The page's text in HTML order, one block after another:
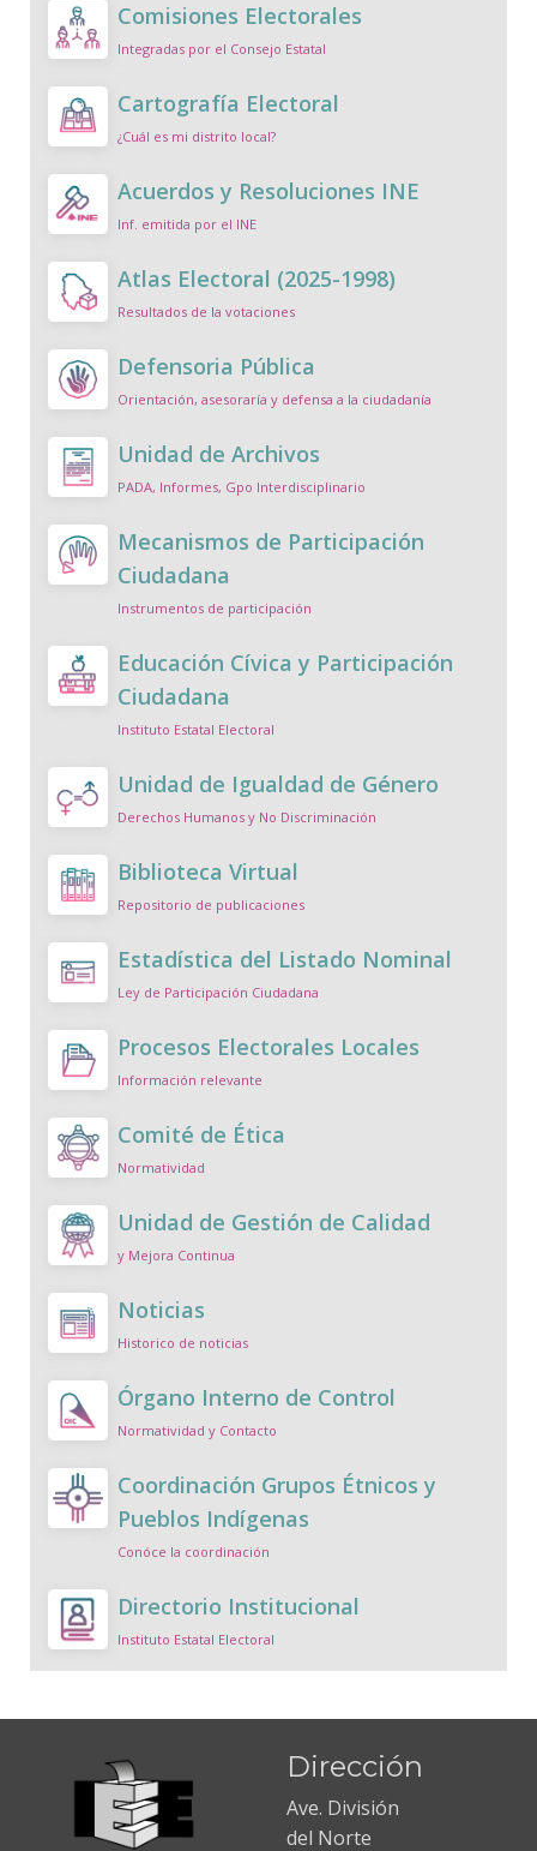
Comisiones Electorales
Integradas por el Consejo Estatal
Cartografía Electoral
¿Cuál es mi distrito local?
Acuerdos y Resoluciones INE
Inf. emitida por el INE
Atlas Electoral (2025-1998)
Resultados de la votaciones
Defensoria Pública
Orientación, asesoraría y defensa a la ciudadanía
Unidad de Archivos
PADA, Informes, Gpo Interdisciplinario
Mecanismos de Participación
Ciudadana
Instrumentos de participación
Educación Cívica y Participación
Ciudadana
Instituto Estatal Electoral
Unidad de Igualdad de Género
Derechos Humanos y No Discriminación
Biblioteca Virtual
Repositorio de publicaciones
Estadística del Listado Nominal
Ley de Participación Ciudadana
Procesos Electorales Locales
Información relevante
Comité de Ética
Normatividad
Unidad de Gestión de Calidad
y Mejora Continua
Noticias
Historico de noticias
Órgano Interno de Control
Normatividad y Contacto
Coordinación Grupos Étnicos y
Pueblos Indígenas
Conóce la coordinación
Directorio Institucional
Instituto Estatal Electoral
Dirección
Ave. División
del Norte